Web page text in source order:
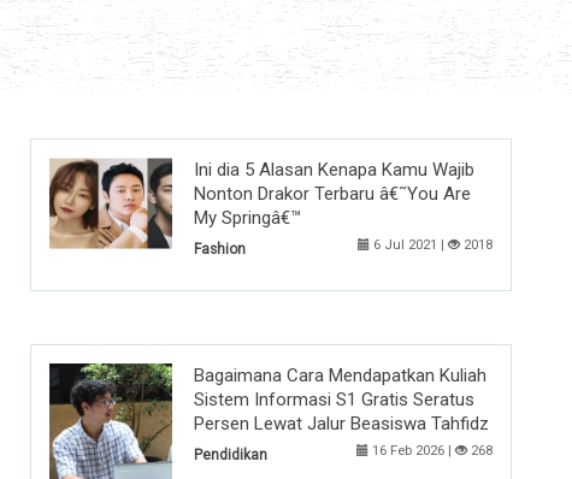
Ini dia 5 Alasan Kenapa Kamu Wajib
Nonton Drakor Terbaru â€˜You Are
My Springâ€™
Fashion 6 Jul 2021 | 2018
Bagaimana Cara Mendapatkan Kuliah
Sistem Informasi S1 Gratis Seratus
Persen Lewat Jalur Beasiswa Tahfidz
Pendidikan 16 Feb 2026 | 268